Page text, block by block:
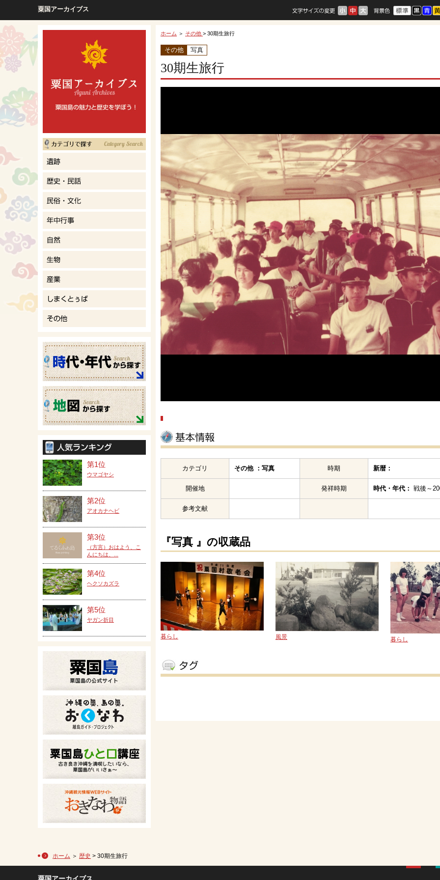
粟国アーカイブス
ホーム ＞ その他 > 30期生旅行
その他 写真
30期生旅行
カテゴリ その他 ：写真 時期 新暦：
開催地 発祥時期 時代・年代： 戦後～
参考文献
『写真 』の収蔵品
暮らし 風景 暮らし
第1位
ウマゴヤシ
第2位
アオカナヘビ
第3位
（方言）おはよう、こ
んにちは、...
第4位
ヘクソカズラ
第5位
ヤガン折目
ホーム ＞ 歴史 > 30期生旅行